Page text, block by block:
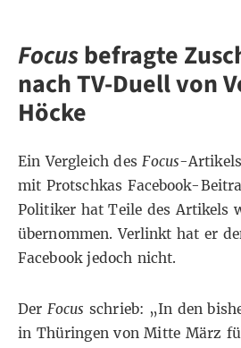
Focusbefragte
nach TV-Duell von
Höcke
Ein Vergleich desFocus-
mit Protschkas Facebook-
Politiker hat Teile des Artikels
übernommen. Verlinkt hat er
Facebook jedoch nicht.
Der Focus schrieb: „In den
in Thüringen von Mitte März